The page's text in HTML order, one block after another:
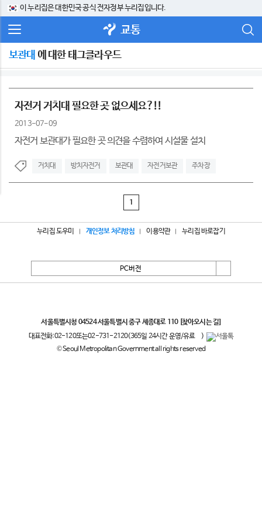
이 누리집은 대한민국 공식 전자정부 누리집입니다.
교통
보관대 에 대한 태그클라우드
자전거 거치대 필요한 곳 없으세요?!!
2013-07-09
자전거 보관대가 필요한 곳 의견을 수렴하여 시설물 설치
거치대 방치자전거 보관대 자전거보관 주차장
1
누리집 도우미 개인정보 처리방침 이용약관 누리집 바로잡기
PC버전
서울특별시청 04524 서울특별시 중구 세종대로 110 [찾아오시는 길]
대표전화:02-120또는02-731-2120(365일 24시간 운영/유료
)
© Seoul Metropolitan Government all rights reserved